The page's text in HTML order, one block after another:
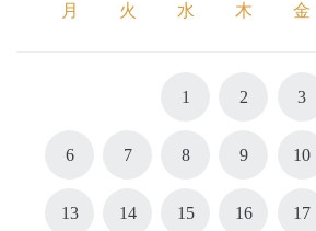
月 火 水 木 金
1 2 3
6 7 8 9 10
13 14 15 16 17